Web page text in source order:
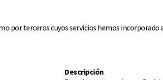
por terceros cuyos servicios hemos incorporado
Descripción